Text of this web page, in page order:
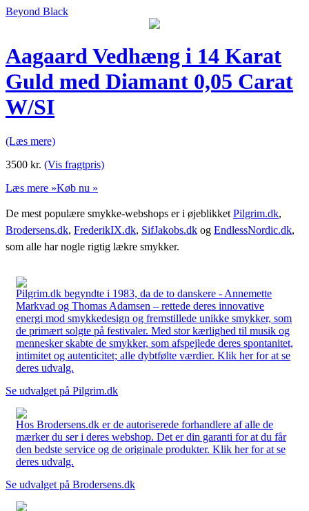
Beyond Black
Aagaard Vedhæng i 14 Karat
Guld med Diamant 0,05 Carat
W/SI
(Læs mere)
3500 kr. (Vis fragtpris)
Læs mere »Køb nu »
De mest populære smykke-webshops er i øjeblikket Pilgrim.dk,
Brodersens.dk, FrederikIX.dk, SifJakobs.dk og EndlessNordic.dk,
som alle har nogle rigtig lækre smykker.
Pilgrim.dk begyndte i 1983, da de to danskere - Annemette
Markvad og Thomas Adamsen – rettede deres innovative
energi mod smykkedesign og fremstillede unikke smykker, som
de primært solgte på festivaler. Med stor kærlighed til musik og
mennesker skabte de smykker, som afspejlede deres spontanitet,
intimitet og autenticitet; alle dybtfølte værdier. Klik her for at se
deres udvalg.
Se udvalget på Pilgrim.dk
Hos Brodersens.dk er de autoriserede forhandlere af alle de
mærker du ser i deres webshop. Det er din garanti for at du får
den bedste service og de originale produkter. Klik her for at se
deres udvalg.
Se udvalget på Brodersens.dk